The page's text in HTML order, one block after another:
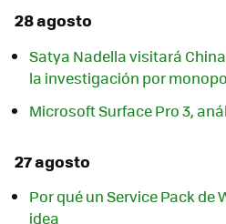
28 agosto
Satya Nadella visitará
la investigación por
Microsoft Surface Pro 3,
27 agosto
Por qué un Service Pack de
idea